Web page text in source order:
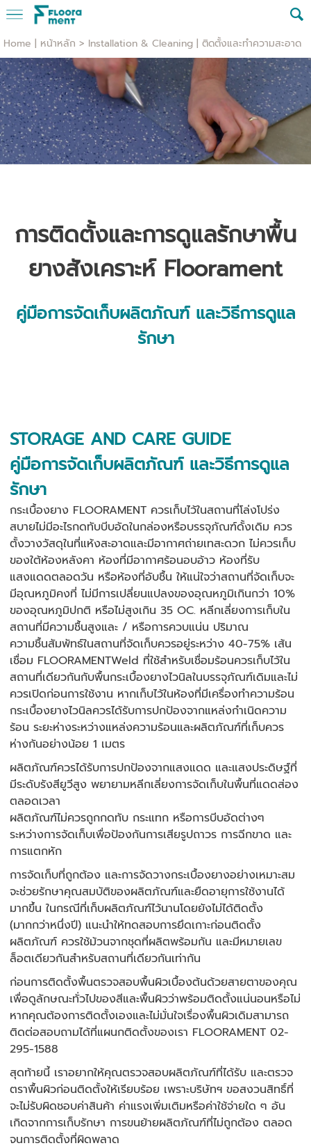
Home | หน้าหลัก > Installation & Cleaning | ติดตั้งและทำความสะอาด
การติดตั้งและการดูแลรักษาพื้น
ยางสังเคราะห์ Floorament
คู่มือการจัดเก็บผลิตภัณฑ์ และวิธีการดูแล
รักษา
STORAGE AND CARE GUIDE
คู่มือการจัดเก็บผลิตภัณฑ์ และวิธีการดูแล
รักษา
กระเบื้องยาง FLOORAMENT ควรเก็บไว้ในสถานที่โล่งโปร่ง
สบายไม่มีอะไรกดทับบีบอัดในกล่องหรือบรรจุภัณฑ์ดั้งเดิม ควร
ตั้งวางวัสดุในที่แห้งสะอาดและมีอากาศถ่ายเทสะดวก ไม่ควรเก็บ
ของใต้ห้องหลังคา ห้องที่มีอากาศร้อนอบอ้าว ห้องที่รับ
แสงแดดตลอดวัน หรือห้องที่อับชื้น ให้แน่ใจว่าสถานที่จัดเก็บจะ
มีอุณหภูมิคงที่ ไม่มีการเปลี่ยนแปลงของอุณหภูมิเกินกว่า 10%
ของอุณหภูมิปกติ หรือไม่สูงเกิน 35 OC. หลีกเลี่ยงการเก็บใน
สถานที่มีความชื้นสูงและ / หรือการควบแน่น ปริมาณ
ความชื้นสัมพัทธ์ในสถานที่จัดเก็บควรอยู่ระหว่าง 40-75% เส้น
เชื่อม FLOORAMENTWeld ที่ใช้สำหรับเชื่อมร้อนควรเก็บไว้ใน
สถานที่เดียวกันกับพื้นกระเบื้องยางไวนิลในบรรจุภัณฑ์เดิมและไม่
ควรเปิดก่อนการใช้งาน หากเก็บไว้ในห้องที่มีเครื่องทำความร้อน
กระเบื้องยางไวนิลควรได้รับการปกป้องจากแหล่งกำเนิดความ
ร้อน ระยะห่างระหว่างแหล่งความร้อนและผลิตภัณฑ์ที่เก็บควร
ห่างกันอย่างน้อย 1 เมตร
ผลิตภัณฑ์ควรได้รับการปกป้องจากแสงแดด และแสงประดิษฐ์ที่
มีระดับรังสียูวีสูง พยายามหลีกเลี่ยงการจัดเก็บในพื้นที่แดดส่อง
ตลอดเวลา
ผลิตภัณฑ์ไม่ควรถูกกดทับ กระแทก หรือการบีบอัดต่างๆ
ระหว่างการจัดเก็บเพื่อป้องกันการเสียรูปถาวร การฉีกขาด และ
การแตกหัก
การจัดเก็บที่ถูกต้อง และการจัดวางกระเบื้องยางอย่างเหมาะสม
จะช่วยรักษาคุณสมบัติของผลิตภัณฑ์และยืดอายุการใช้งานได้
มากขึ้น ในกรณีที่เก็บผลิตภัณฑ์ไว้นานโดยยังไม่ได้ติดตั้ง
(มากกว่าหนึ่งปี) แนะนำให้ทดสอบการยึดเกาะก่อนติดตั้ง
ผลิตภัณฑ์ ควรใช้ม้วนจากชุดที่ผลิตพร้อมกัน และมีหมายเลข
ล็อตเดียวกันสำหรับสถานที่เดียวกันเท่ากัน
ก่อนการติดตั้งพื้นตรวจสอบพื้นผิวเบื้องต้นด้วยสายตาของคุณ
เพื่อดูลักษณะทั่วไปของสีและพื้นผิวว่าพร้อมติดตั้งแน่นอนหรือไม่
หากคุณต้องการติดตั้งเองและไม่มั่นใจเรื่องพื้นผิวเดิมสามารถ
ติดต่อสอบถามได้ที่แผนกติดตั้งของเรา FLOORAMENT 02-
295-1588
สุดท้ายนี้ เราอยากให้คุณตรวจสอบผลิตภัณฑ์ที่ได้รับ และตรวจ
ตราพื้นผิวก่อนติดตั้งให้เรียบร้อย เพราะบริษัทฯ ขอสงวนสิทธิ์ที่
จะไม่รับผิดชอบค่าสินค้า ค่าแรงเพิ่มเติมหรือค่าใช้จ่ายใด ๆ อัน
เกิดจากการเก็บรักษา การขนย้ายผลิตภัณฑ์ที่ไม่ถูกต้อง ตลอด
จนการติดตั้งที่ผิดพลาด